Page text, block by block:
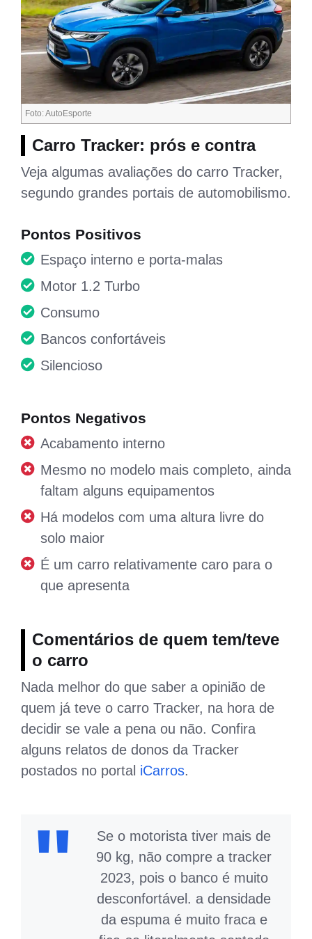
Foto: AutoEsporte
Carro Tracker: prós e contra
Veja algumas avaliações do carro Tracker,
segundo grandes portais de automobilismo.
Pontos Positivos
Espaço interno e porta-malas
Motor 1.2 Turbo
Consumo
Bancos confortáveis
Silencioso
Pontos Negativos
Acabamento interno
Mesmo no modelo mais completo, ainda
faltam alguns equipamentos
Há modelos com uma altura livre do
solo maior
É um carro relativamente caro para o
que apresenta
Comentários de quem tem/teve
o carro
Nada melhor do que saber a opinião de
quem já teve o carro Tracker, na hora de
decidir se vale a pena ou não. Confira
alguns relatos de donos da Tracker
postados no portal iCarros.
Se o motorista tiver mais de
90 kg, não compre a tracker
2023, pois o banco é muito
desconfortável. a densidade
da espuma é muito fraca e